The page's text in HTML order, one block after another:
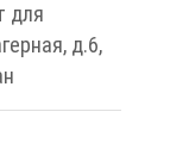
для
д.6,